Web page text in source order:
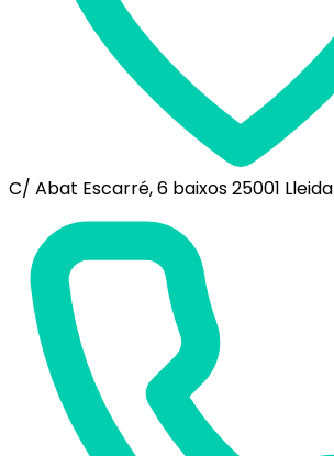
C/ Abat Escarré, 6 baixos 25001 Lleida